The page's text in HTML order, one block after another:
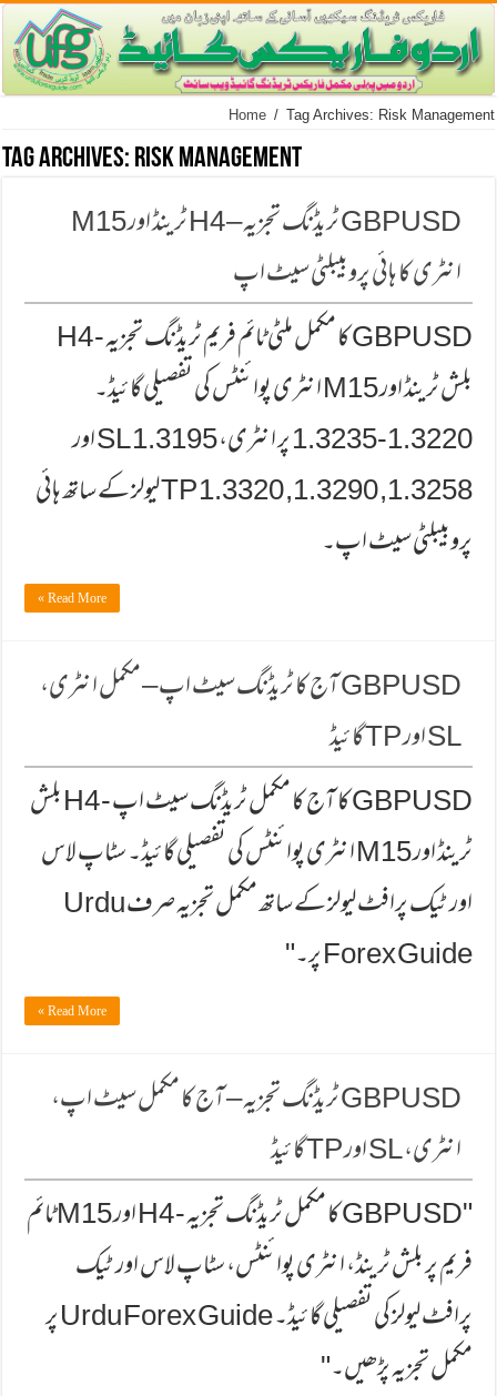
Home / Tag Archives: Risk Management
Tag Archives: Risk Management
GBPUSD ٹریڈنگ تجزیہ – H4 ٹرینڈ اور M15
انٹری کا ہائی پروبیبلٹی سیٹ اپ
GBPUSD کا مکمل ملٹی ٹائم فریم ٹریڈنگ تجزیہ - H4
بلش ٹرینڈ اور M15 انٹری پوائنٹس کی تفصیلی گائیڈ۔
1.3220-1.3235 پر انٹری، 1.3195 SL اور
1.3258, 1.3290, 1.3320 TP لیولز کے ساتھ ہائی
پروبیبلٹی سیٹ اپ۔
Read More »
GBPUSD آج کا ٹریڈنگ سیٹ اپ – مکمل انٹری،
SL اور TP گائیڈ
GBPUSD کا آج کا مکمل ٹریڈنگ سیٹ اپ - H4 بلش
ٹرینڈ اور M15 انٹری پوائنٹس کی تفصیلی گائیڈ۔ سٹاپ لاس
اور ٹیک پرافٹ لیولز کے ساتھ مکمل تجزیہ صرف Urdu
Forex Guide پر۔"
Read More »
GBPUSD ٹریڈنگ تجزیہ – آج کا مکمل سیٹ اپ،
انٹری، SL اور TP گائیڈ
"GBPUSD کا مکمل ٹریڈنگ تجزیہ - H4 اور M15 ٹائم
فریم پر بلش ٹرینڈ، انٹری پوائنٹس، سٹاپ لاس اور ٹیک
پرافٹ لیولز کی تفصیلی گائیڈ۔ Urdu Forex Guide پر
مکمل تجزیہ پڑھیں۔"